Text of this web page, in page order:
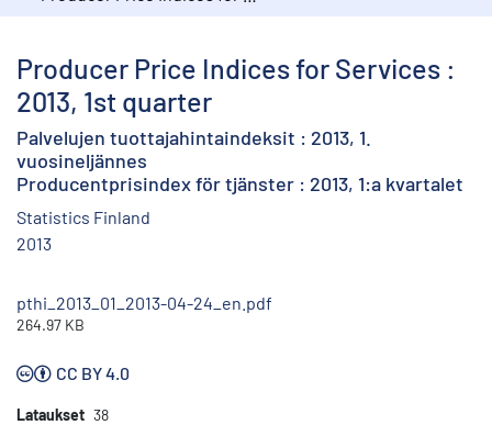
Producer Price Indices for Services :
2013, 1st quarter
Palvelujen tuottajahintaindeksit : 2013, 1.
vuosineljännes
Producentprisindex för tjänster : 2013, 1:a kvartalet
Statistics Finland
2013
pthi_2013_01_2013-04-24_en.pdf
264.97 KB
CC BY 4.0
Lataukset 38